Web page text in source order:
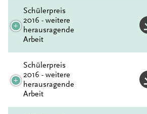
Schülerpreis
2016 - weitere
herausragende
Arbeit
Schülerpreis
2016 - weitere
herausragende
Arbeit